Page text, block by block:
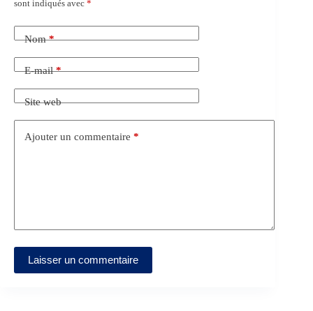
sont indiqués avec *
Nom*
E-mail*
Site web
Ajouter un commentaire *
Laisser un commentaire